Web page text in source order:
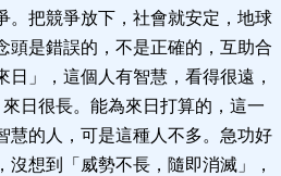
。把競爭放下，社會就安定，地球
頭是錯誤的，不是正確的，互助合
」，這個人有智慧，看得很遠，
日很長。能為來日打算的，這一
慧的人，可是這種人不多。急功好
想到「威勢不長，隨即消滅」，